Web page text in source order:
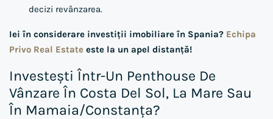
decizi revânzarea.
Iei în considerare investiții imobiliare în Spania? Echipa
Privo Real Estate este la un apel distanță!
Investești Într-Un Penthouse De
Vânzare În Costa Del Sol, La Mare Sau
În Mamaia/Constanța?